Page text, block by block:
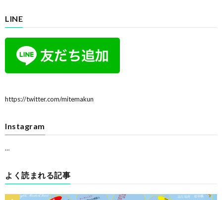
LINE
https://twitter.com/mitemakun
Instagram
…
よく読まれる記事